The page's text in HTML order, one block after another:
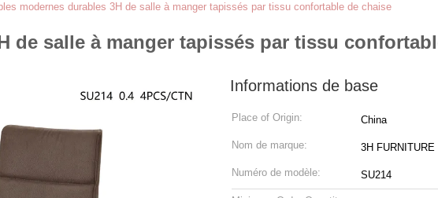
modernes durables 3H de salle à manger tapissés par tissu confortable de chaise
de salle à manger tapissés par tissu
Informations de base
Place of Origin: China
Nom de marque: 3H FURNITURE
Numéro de modèle: SU214